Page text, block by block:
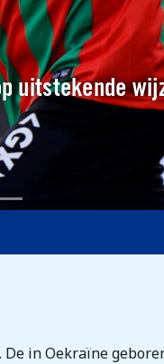
De in Oekraïne